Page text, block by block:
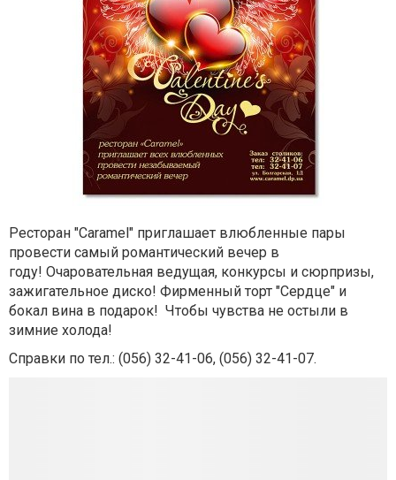
Ресторан "Caramel" приглашает влюбленные пары
провести самый романтический вечер в
году! Очаровательная ведущая, конкурсы и сюрпризы,
зажигательное диско! Фирменный торт "Сердце" и
бокал вина в подарок! Чтобы чувства не остыли в
зимние холода!
Справки по тел.: (056) 32-41-06, (056) 32-41-07.